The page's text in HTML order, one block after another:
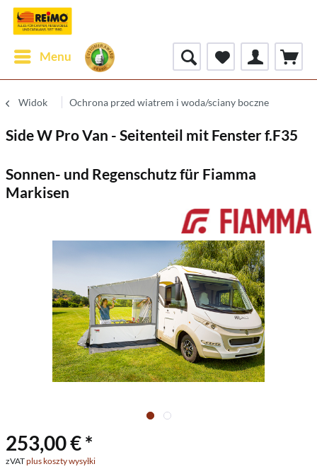
Menu
Widok Ochrona przed wiatrem i woda/sciany boczne
Side W Pro Van - Seitenteil mit Fenster f.F35
Sonnen- und Regenschutz für Fiamma
Markisen
253,00 € *
zVATplus koszty wysyłki